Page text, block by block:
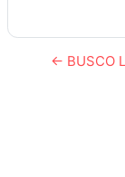
← BUSCO